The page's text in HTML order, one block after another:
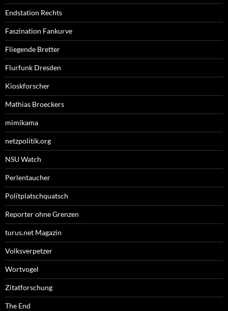
Endstation Rechts
Faszination Fankurve
Fliegende Bretter
Flurfunk Dresden
Kioskforscher
Mathias Broeckers
mimikama
netzpolitik.org
NSU Watch
Perlentaucher
Politplatschquatsch
Reporter ohne Grenzen
turus.net Magazin
Volksverpetzer
Wortvogel
Zitatforschung
The End